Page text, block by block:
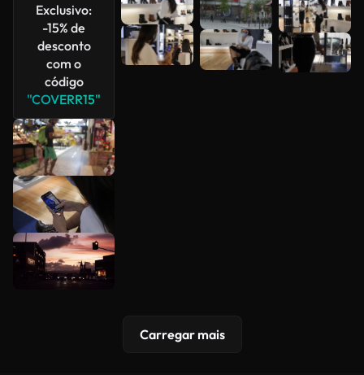
Exclusivo:
-15% de
desconto
com o
código
"COVERR15"
Carregar mais